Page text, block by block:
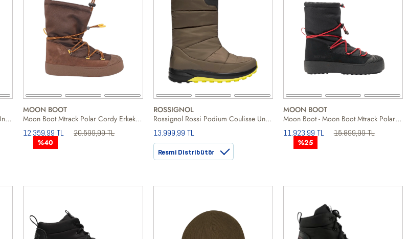
Rossignol Rossi Podium Coulisse Unisex Siyah Kar Botu
MOON BOOT
Moon Boot Mtrack Polar Cordy Erkek Kahverengi Kar Botu
12.359,99 TL 20.599,99 TL
%40
ROSSIGNOL
Rossignol Rossi Podium Coulisse Unisex Yeşil Kar Botu
13.999,99 TL
Resmi Distribütör
MOON BOOT
Moon Boot - Moon Boot Mtrack Polar Cordy Erkek Siyah Kar Botu
11.923,99 TL 15.899,99 TL
%25